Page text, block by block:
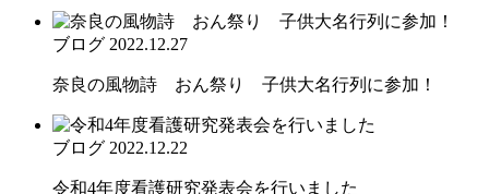
ブログ 2022.12.27
奈良の風物詩 おん祭り 子供大名行列に参加！
ブログ 2022.12.22
令和4年度看護研究発表会を行いました